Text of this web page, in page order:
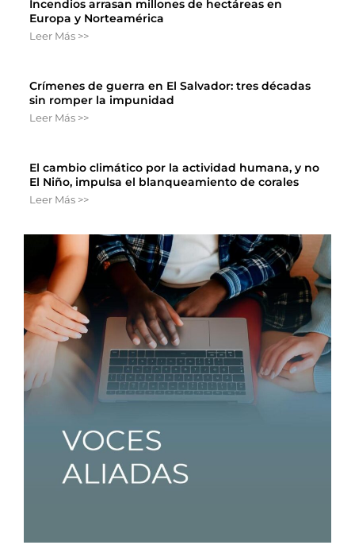
Incendios arrasan millones de hectáreas en
Europa y Norteamérica
Leer Más >>
Crímenes de guerra en El Salvador: tres décadas
sin romper la impunidad
Leer Más >>
El cambio climático por la actividad humana, y no
El Niño, impulsa el blanqueamiento de corales
Leer Más >>